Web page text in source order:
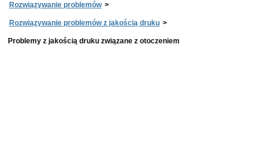
Rozwiązywanie problemów >
Rozwiązywanie problemów z jakością druku >
Problemy z jakością druku związane z otoczeniem